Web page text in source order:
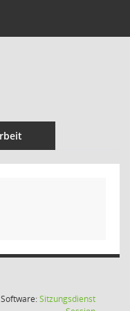
Software:Sitzungsdienst